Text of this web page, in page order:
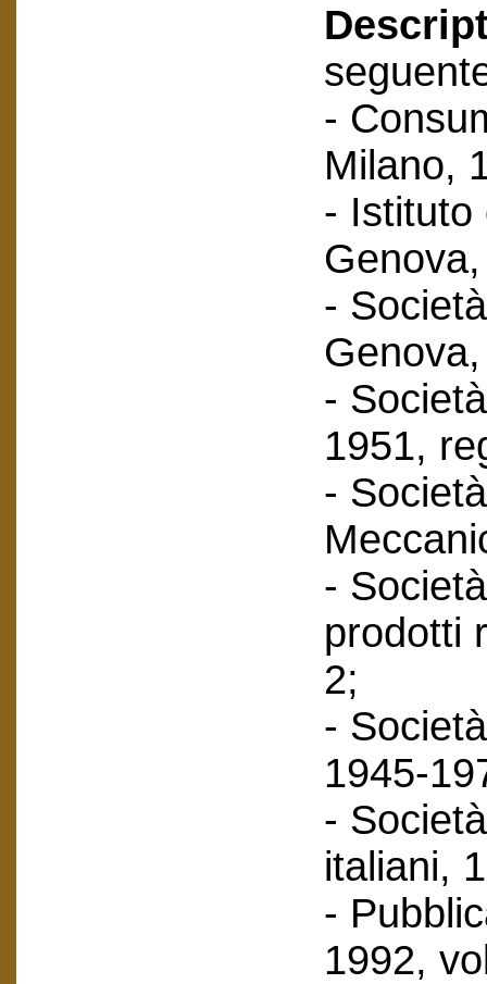
-
Milano,
- Istituto
-
-
1951,
-
-
prodotti
2;
-
1945-
-
italiani,
-
1992,